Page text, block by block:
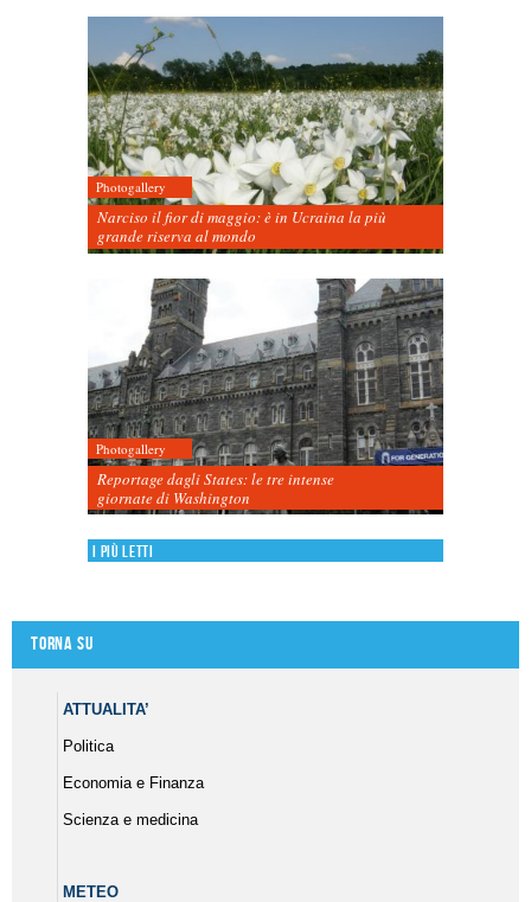
Photogallery
Narciso il fior di maggio: è in Ucraina la più
grande riserva al mondo
Photogallery
Reportage dagli States: le tre intense
giornate di Washington
I più letti
Torna su
ATTUALITA’
Politica
Economia e Finanza
Scienza e medicina
METEO